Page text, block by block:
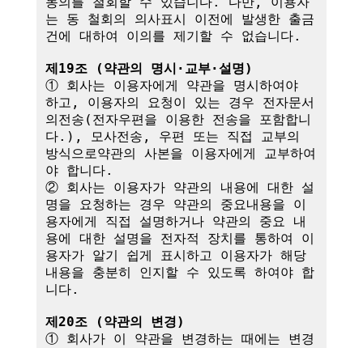
는 동 철회의 의사표시 이전에 발생한 출금
건에 대하여 이의를 제기할 수 없습니다.
제19조 (약관의 명시·교부·설명)
① 회사는 이용자에게 약관을 명시하여야
하고, 이용자의 요청이 있는 경우 전자문서
의전송(전자우편을 이용한 전송을 포함합니
다.), 모사전송, 우편 또는 직접 교부의
방식으로약관의 사본을 이용자에게 교부하여
야 합니다.
② 회사는 이용자가 약관의 내용에 대한 설
명을 요청하는 경우 약관의 중요내용을 이
용자에게 직접 설명하거나 약관의 중요 내
용에 대한 설명을 전자적 장치를 통하여 이
용자가 알기 쉽게 표시하고 이용자가 해당
내용을 충분히 인지할 수 있도록 하여야 합
니다.
제20조 (약관의 변경)
① 회사가 이 약관을 변경하는 때에는 변경